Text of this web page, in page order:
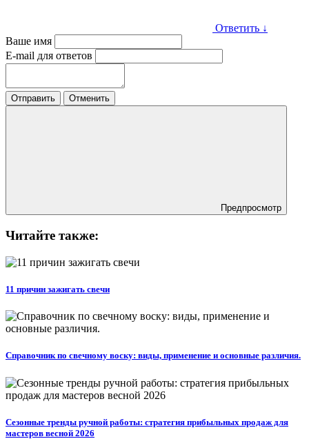
Ответить ↓
Ваше имя
E-mail для ответов
Отправить Отменить
Предпросмотр
Читайте также:
11 причин зажигать свечи
Справочник по свечному воску: виды, применение и основные различия.
Сезонные тренды ручной работы: стратегия прибыльных продаж для
мастеров весной 2026